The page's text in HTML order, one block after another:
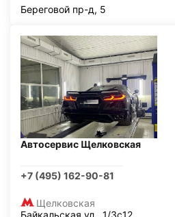
Береговой пр-д, 5
Автосервис Щелковская
+7 (495) 162-90-81
Щелковская
Байкальская ул., 1/3с12